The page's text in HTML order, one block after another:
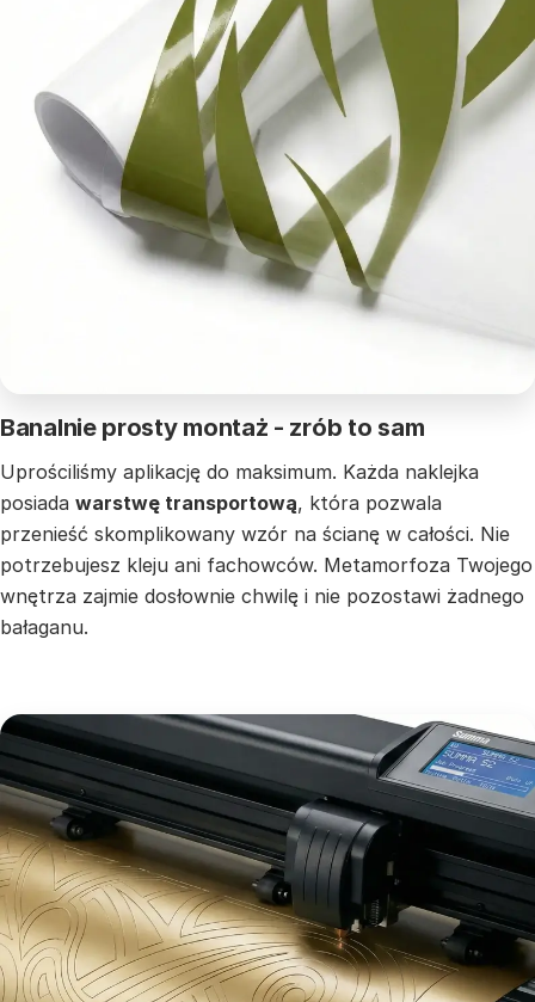
Banalnie prosty montaż - zrób to sam
Uprościliśmy aplikację do maksimum. Każda naklejka
posiada warstwę transportową, która pozwala
przenieść skomplikowany wzór na ścianę w całości. Nie
potrzebujesz kleju ani fachowców. Metamorfoza Twojego
wnętrza zajmie dosłownie chwilę i nie pozostawi żadnego
bałaganu.